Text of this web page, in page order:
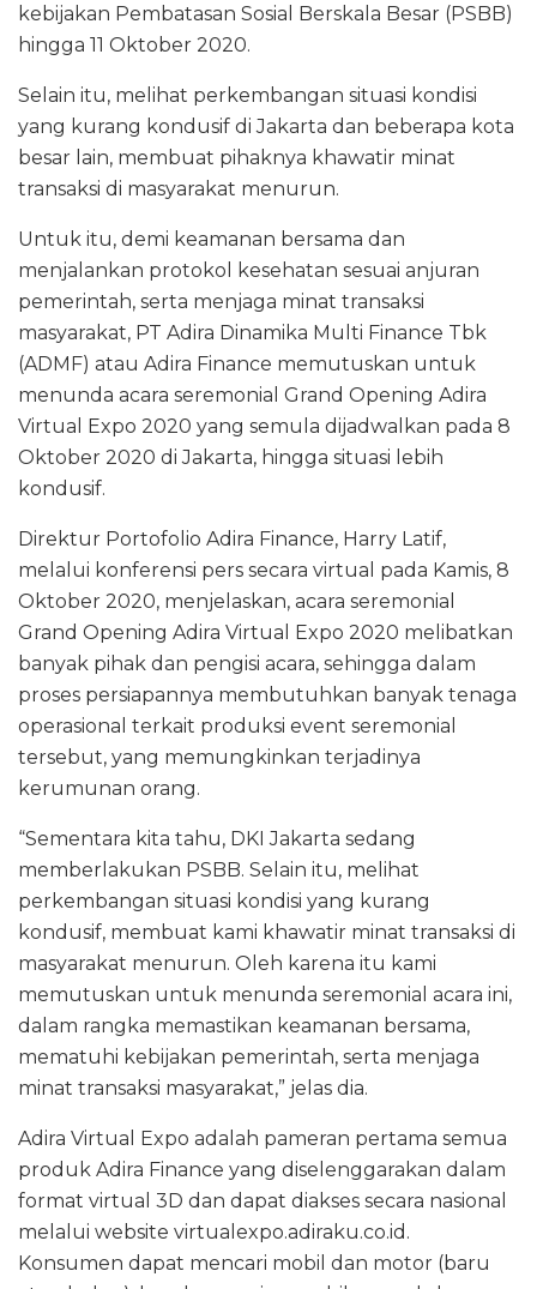
kebijakan Pembatasan Sosial Berskala Besar (PSBB)
hingga 11 Oktober 2020.
Selain itu, melihat perkembangan situasi kondisi
yang kurang kondusif di Jakarta dan beberapa kota
besar lain, membuat pihaknya khawatir minat
transaksi di masyarakat menurun.
Untuk itu, demi keamanan bersama dan
menjalankan protokol kesehatan sesuai anjuran
pemerintah, serta menjaga minat transaksi
masyarakat, PT Adira Dinamika Multi Finance Tbk
(ADMF) atau Adira Finance memutuskan untuk
menunda acara seremonial Grand Opening Adira
Virtual Expo 2020 yang semula dijadwalkan pada 8
Oktober 2020 di Jakarta, hingga situasi lebih
kondusif.
Direktur Portofolio Adira Finance, Harry Latif,
melalui konferensi pers secara virtual pada Kamis, 8
Oktober 2020, menjelaskan, acara seremonial
Grand Opening Adira Virtual Expo 2020 melibatkan
banyak pihak dan pengisi acara, sehingga dalam
proses persiapannya membutuhkan banyak tenaga
operasional terkait produksi event seremonial
tersebut, yang memungkinkan terjadinya
kerumunan orang.
“Sementara kita tahu, DKI Jakarta sedang
memberlakukan PSBB. Selain itu, melihat
perkembangan situasi kondisi yang kurang
kondusif, membuat kami khawatir minat transaksi di
masyarakat menurun. Oleh karena itu kami
memutuskan untuk menunda seremonial acara ini,
dalam rangka memastikan keamanan bersama,
mematuhi kebijakan pemerintah, serta menjaga
minat transaksi masyarakat,” jelas dia.
Adira Virtual Expo adalah pameran pertama semua
produk Adira Finance yang diselenggarakan dalam
format virtual 3D dan dapat diakses secara nasional
melalui website virtualexpo.adiraku.co.id.
Konsumen dapat mencari mobil dan motor (baru